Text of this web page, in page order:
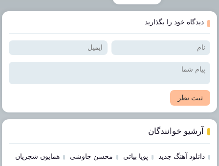
دیدگاه خود را بگذارید
ثبت نظر
آرشیو خوانندگان
دانلود آهنگ جدید پویا بیاتی محسن چاوشی همایون شجریان